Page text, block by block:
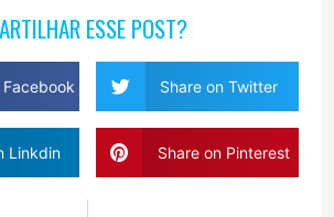
ESSE POST?
Facebook Share on Twitter
Linkdin Share on Pinterest